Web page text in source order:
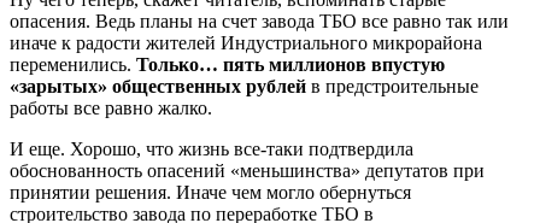
опасения. Ведь планы на счет завода ТБО все равно так или
иначе к радости жителей Индустриального микрорайона
переменились. Только… пять миллионов впустую
«зарытых» общественных рублей в предстроительные
работы все равно жалко.
И еще. Хорошо, что жизнь все-таки подтвердила
обоснованность опасений «меньшинства» депутатов при
принятии решения. Иначе чем могло обернуться
строительство завода по переработке ТБО в